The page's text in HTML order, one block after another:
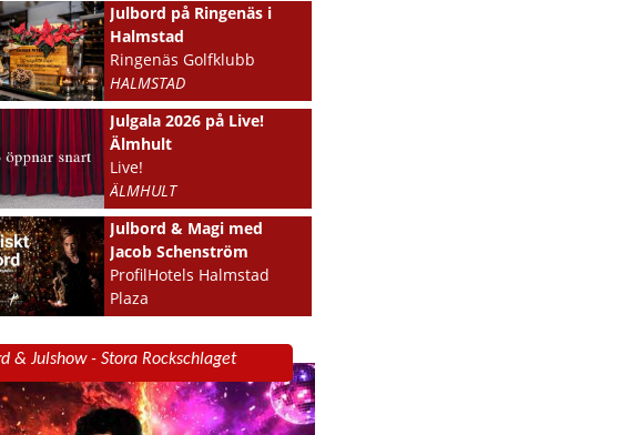
Julbord på Ringenäs i
Halmstad
Ringenäs Golfklubb
HALMSTAD
Julgala 2026 på Live!
Älmhult
Live!
ÄLMHULT
Julbord & Magi med
Jacob Schenström
ProfilHotels Halmstad
Plaza
HALMSTAD
& Julshow - Stora Rockschlaget